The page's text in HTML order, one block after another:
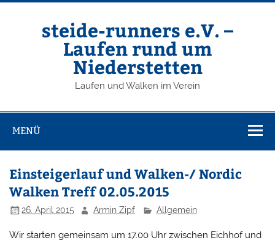
Zum
steide-runners e.V. –
Laufen rund um
Niederstetten
Laufen und Walken im Verein
MENÜ
Einsteigerlauf und Walken-/ Nordic
Walken Treff 02.05.2015
26. April 2015 Armin Zipf Allgemein
Wir starten gemeinsam um 17.00 Uhr zwischen Eichhof und